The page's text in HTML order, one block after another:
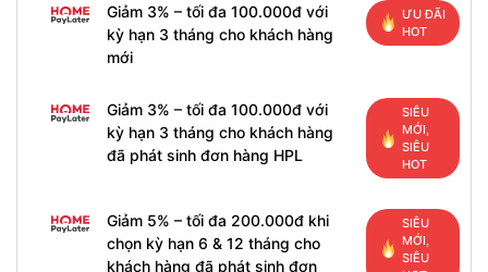
Giảm 3% – tối đa 100.000đ với
kỳ hạn 3 tháng cho khách hàng
mới
ƯU ĐÃI
HOT
Giảm 3% – tối đa 100.000đ với
kỳ hạn 3 tháng cho khách hàng
đã phát sinh đơn hàng HPL
SIÊU
MỚI,
SIÊU
HOT
Giảm 5% – tối đa 200.000đ khi
chọn kỳ hạn 6 & 12 tháng cho
khách hàng đã phát sinh đơn
SIÊU
MỚI,
SIÊU